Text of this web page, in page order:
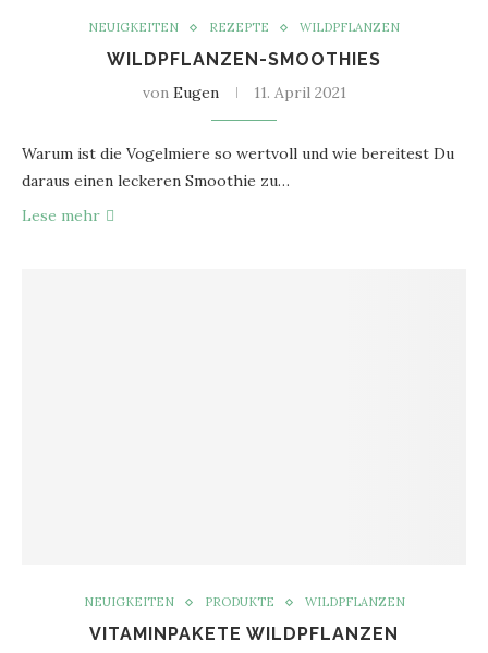
NEUIGKEITEN REZEPTE WILDPFLANZEN
WILDPFLANZEN-SMOOTHIES
von Eugen 11. April 2021
Warum ist die Vogelmiere so wertvoll und wie bereitest Du
daraus einen leckeren Smoothie zu…
Lese mehr
NEUIGKEITEN PRODUKTE WILDPFLANZEN
VITAMINPAKETE WILDPFLANZEN